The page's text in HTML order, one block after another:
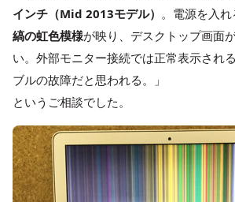
インチ（Mid 2013モデル） 。電源を入れ
縞の虹色模様が映り、デスクトップ画面
い。外部モニター接続では正常表示され
ブルの故障だと思われる。」
というご相談でした。